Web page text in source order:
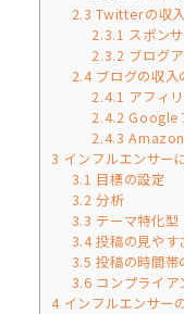
2.3 Twitterの収
2.3.1 スポン
2.3.2 ブログ
2.4ブログの収入
2.4.1 アフィ
2.4.2 Google
2.4.3
3 インフルエンサー
3.1 目標の設定
3.2 分析
3.3 テーマ特化型
3.4投稿の見やす
3.5 投稿の時間帯
3.6 コンプライア
4インフルエンサー